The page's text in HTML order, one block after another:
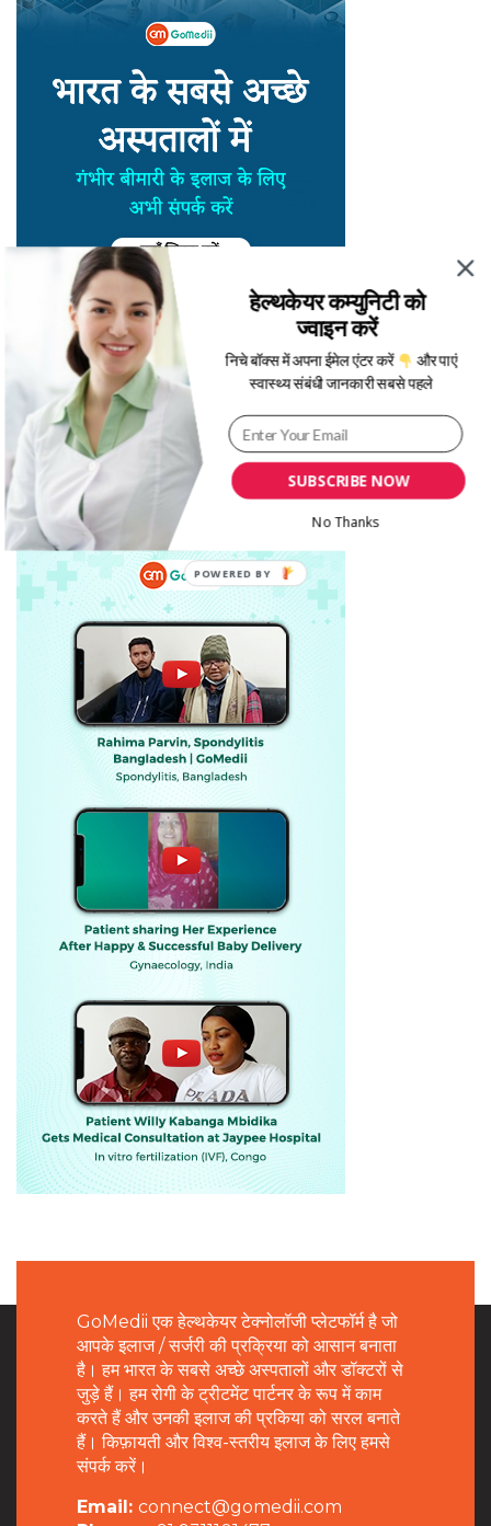
GoMedii एक हेल्थकेयर टेक्नोलॉजी प्लेटफॉर्म है जो
आपके इलाज / सर्जरी की प्रक्रिया को आसान बनाता
है। हम भारत के सबसे अच्छे अस्पतालों और डॉक्टरों से
जुड़े हैं। हम रोगी के ट्रीटमेंट पार्टनर के रूप में काम
करते हैं और उनकी इलाज की प्रकिया को सरल बनाते
हैं। किफ़ायती और विश्व-स्तरीय इलाज के लिए हमसे
संपर्क करें।
Email: connect@gomedii.com
SUBSCRIBE NOW
हेल्थकेयर कम्युनिटी को
ज्वाइन करें
निचे बॉक्स में अपना ईमेल एंटर करें
और पाएं
स्वास्थ्य संबंधी जानकारी सबसे पहले
No Thanks
POWERED BY